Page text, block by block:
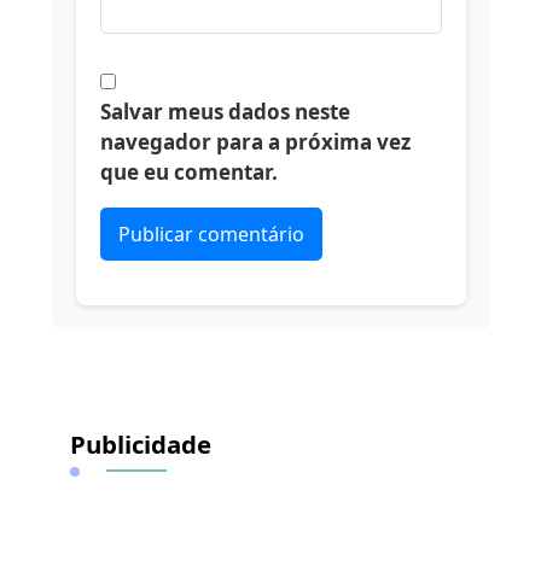
Salvar meus dados neste
navegador para a próxima vez
que eu comentar.
Publicidade